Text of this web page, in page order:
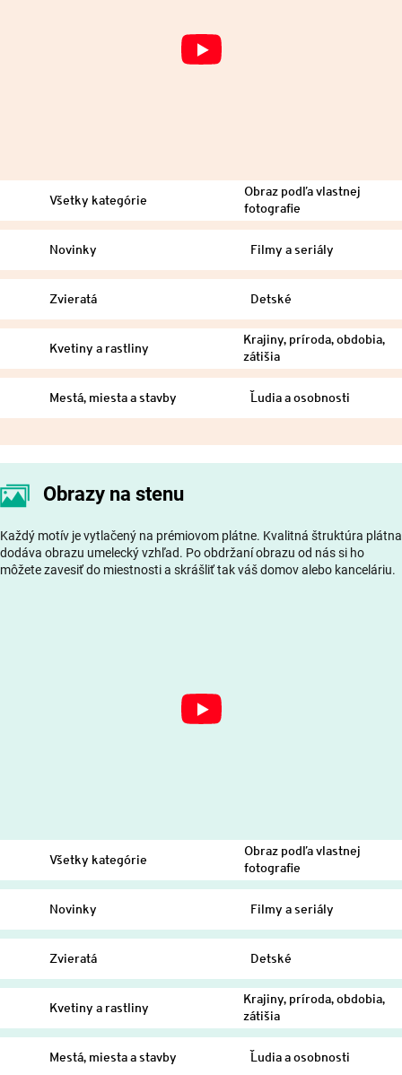
Všetky kategórie
Obraz podľa vlastnej
fotografie
Novinky Filmy a seriály
Zvieratá Detské
Kvetiny a rastliny
Krajiny, príroda, obdobia,
zátišia
Mestá, miesta a stavby Ľudia a osobnosti
Obrazy na stenu
Každý motív je vytlačený na prémiovom plátne. Kvalitná štruktúra plátna
dodáva obrazu umelecký vzhľad. Po obdržaní obrazu od nás si ho
môžete zavesiť do miestnosti a skrášliť tak váš domov alebo kanceláriu.
Všetky kategórie
Obraz podľa vlastnej
fotografie
Novinky Filmy a seriály
Zvieratá Detské
Kvetiny a rastliny
Krajiny, príroda, obdobia,
zátišia
Mestá, miesta a stavby Ľudia a osobnosti